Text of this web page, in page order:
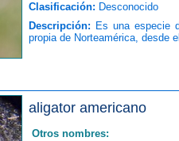
Clasificación: Desconocido
Descripción: Es una especie
propia de Norteamérica, desde
aligator americano
Otros nombres: